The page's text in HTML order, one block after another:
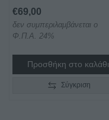
€69,00
δεν συμπεριλαμβάνεται ο
Φ.Π.Α. 24%
Προσθήκη στο καλάθι
Σύγκριση